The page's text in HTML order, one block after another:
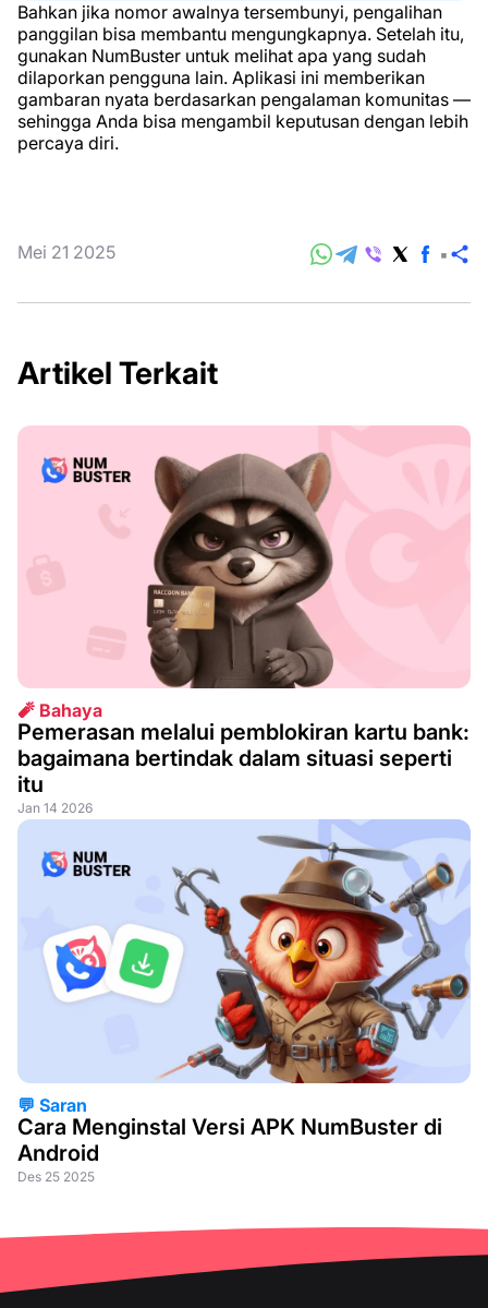
Bahkan jika nomor awalnya tersembunyi, pengalihan
panggilan bisa membantu mengungkapnya. Setelah itu,
gunakan NumBuster untuk melihat apa yang sudah
dilaporkan pengguna lain. Aplikasi ini memberikan
gambaran nyata berdasarkan pengalaman komunitas —
sehingga Anda bisa mengambil keputusan dengan lebih
percaya diri.
Mei 21 2025
Artikel Terkait
🧨 Bahaya
Pemerasan melalui pemblokiran kartu bank:
bagaimana bertindak dalam situasi seperti
itu
Jan 14 2026
💬 Saran
Cara Menginstal Versi APK NumBuster di
Android
Des 25 2025